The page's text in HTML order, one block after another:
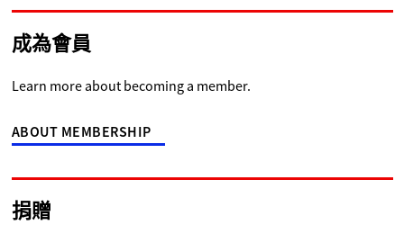
成為會員
Learn more about becoming a member.
ABOUT MEMBERSHIP
捐贈